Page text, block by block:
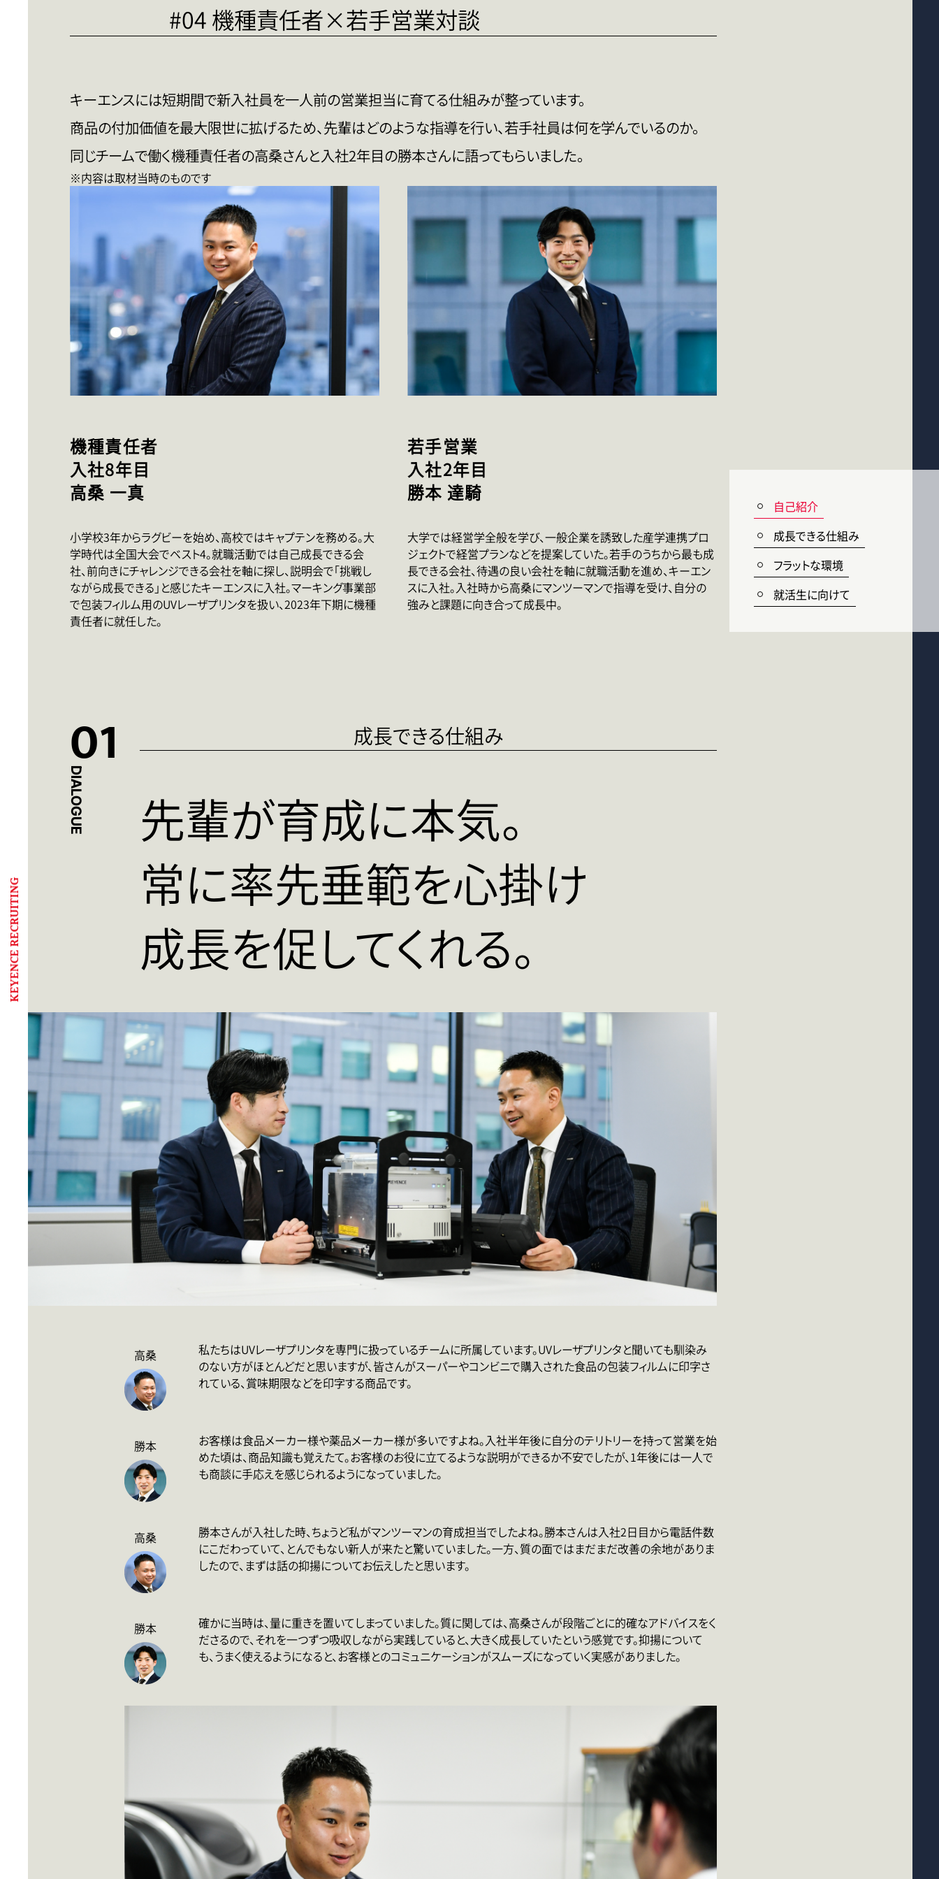
KEYENCE RECRUITING
自己紹介
成長できる仕組み
フラットな環境
就活生に向けて
#04 機種責任者×若手営業対談
キーエンスには短期間で新入社員を一人前の営業担当に育てる仕組みが整っています。
商品の付加価値を最大限世に拡げるため、先輩はどのような指導を行い、若手社員は何を学んでいるのか。
同じチームで働く機種責任者の高桑さんと入社2年目の勝本さんに語ってもらいました。
※内容は取材当時のものです
機種責任者
入社8年目
高桑 一真
小学校3年からラグビーを始め、高校ではキャプテンを務める。大
学時代は全国大会でベスト4。就職活動では自己成長できる会
社、前向きにチャレンジできる会社を軸に探し、説明会で「挑戦し
ながら成長できる」と感じたキーエンスに入社。マーキング事業部
で包装フィルム用のUVレーザプリンタを扱い、2023年下期に機種
責任者に就任した。
若手営業
入社2年目
勝本 達騎
大学では経営学全般を学び、一般企業を誘致した産学連携プロ
ジェクトで経営プランなどを提案していた。若手のうちから最も成
長できる会社、待遇の良い会社を軸に就職活動を進め、キーエン
スに入社。入社時から高桑にマンツーマンで指導を受け、自分の
強みと課題に向き合って成長中。
DIALOGUE
01 成長できる仕組み
先輩が育成に本気。
常に率先垂範を心掛け
成長を促してくれる。
私たちはUVレーザプリンタを専門に扱っているチームに所属しています。UVレーザプリンタと聞いても馴染み
のない方がほとんどだと思いますが、皆さんがスーパーやコンビニで購入された食品の包装フィルムに印字さ
れている、賞味期限などを印字する商品です。
高桑
お客様は食品メーカー様や薬品メーカー様が多いですよね。入社半年後に自分のテリトリーを持って営業を始
めた頃は、商品知識も覚えたて。お客様のお役に立てるような説明ができるか不安でしたが、1年後には一人で
も商談に手応えを感じられるようになっていました。
勝本
勝本さんが入社した時、ちょうど私がマンツーマンの育成担当でしたよね。勝本さんは入社2日目から電話件数
にこだわっていて、とんでもない新人が来たと驚いていました。一方、質の面ではまだまだ改善の余地がありま
したので、まずは話の抑揚についてお伝えしたと思います。
高桑
確かに当時は、量に重きを置いてしまっていました。質に関しては、高桑さんが段階ごとに的確なアドバイスをく
ださるので、それを一つずつ吸収しながら実践していると、大きく成長していたという感覚です。抑揚について
も、うまく使えるようになると、お客様とのコミュニケーションがスムーズになっていく実感がありました。
勝本